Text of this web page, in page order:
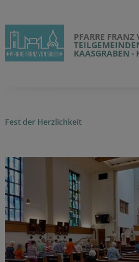
PFARRE FRANZ
KAASGRABEN -
Fest der Herzlichkeit